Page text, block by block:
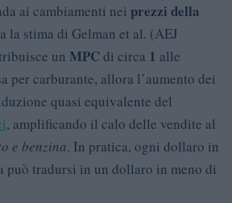
ai cambiamenti nei prezzi della
la stima di Gelman et al. (AEJ
un MPC di circa 1 alle
per carburante, allora l’aumento dei
quasi equivalente del
, amplificando il calo delle vendite al
e benzina. In pratica, ogni dollaro in
può tradursi in un dollaro in meno di